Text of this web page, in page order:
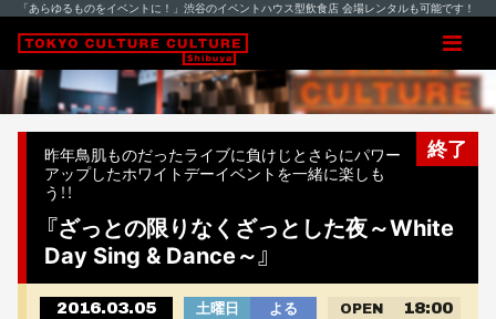
「あらゆるものをイベントに！」渋谷のイベントハウス型飲食店 会場レンタルも可能です！
終了
昨年鳥肌ものだったライブに負けじとさらにパワー
アップしたホワイトデーイベントを一緒に楽しも
う！！
『ざっとの限りなくざっとした夜～White
Day Sing & Dance～』
2016.03.05 土曜日 よる OPEN 18:00